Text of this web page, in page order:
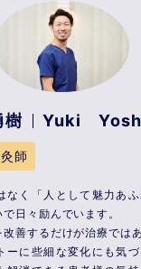
樹 Yuki
師
なく「人として魅力あ
日々励んでいます。
善するだけが治療では
ーに些細な変化にも気